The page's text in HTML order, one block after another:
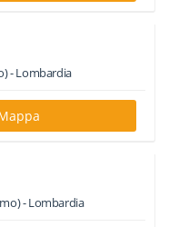
-Lombardia
-Lombardia